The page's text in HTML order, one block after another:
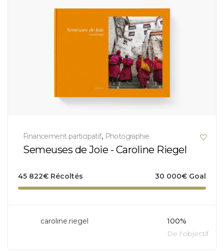
Financement participatif, Photographie
Semeuses de Joie - Caroline Riegel
45 822€ Récoltés 30 000€ Goal
caroline.riegel
100%
De l'objectif